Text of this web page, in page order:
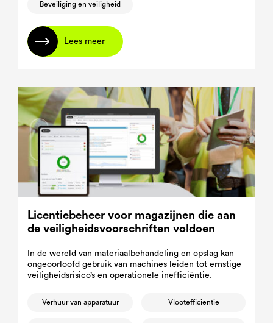
Beveiliging en veiligheid
Lees meer
Licentiebeheer voor magazijnen die aan
de veiligheidsvoorschriften voldoen
In de wereld van materiaalbehandeling en opslag kan
ongeoorloofd gebruik van machines leiden tot ernstige
veiligheidsrisico’s en operationele inefficiëntie.
Verhuur van apparatuur Vlootefficiëntie